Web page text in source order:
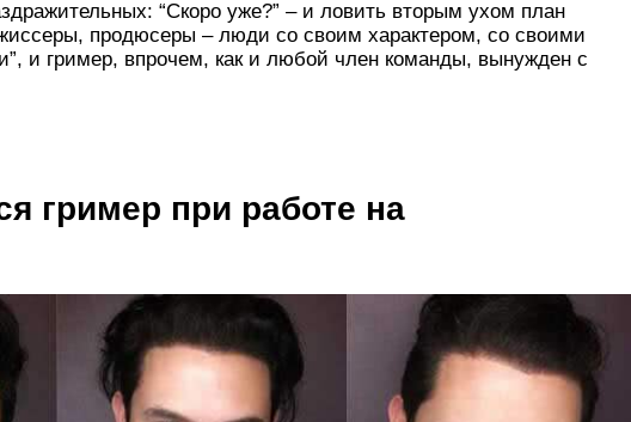
“Скоро уже?” – и ловить вторым ухом план
продюсеры – люди со своим характером, со своими
и гример, впрочем, как и любой член команды, вынужден с
гример при работе на